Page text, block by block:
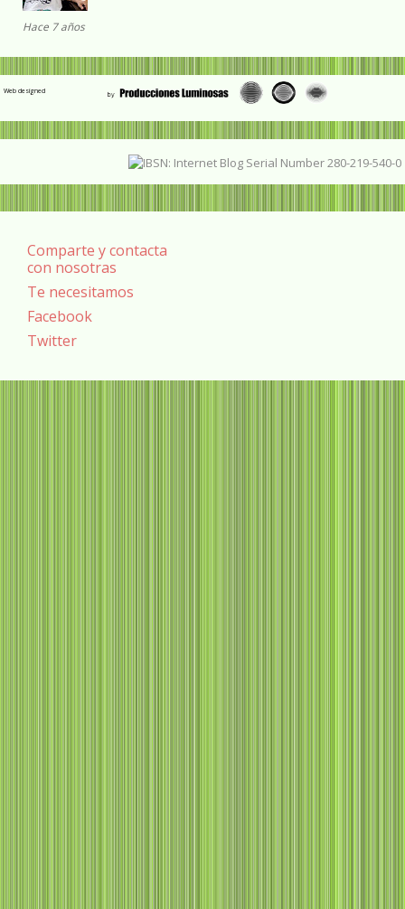
Hace 7 años
Web designed
Comparte y contacta
con nosotras
Te necesitamos
Facebook
Twitter